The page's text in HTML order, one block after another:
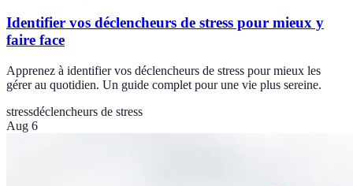
Identifier vos déclencheurs de stress pour mieux y
faire face
Apprenez à identifier vos déclencheurs de stress pour mieux les
gérer au quotidien. Un guide complet pour une vie plus sereine.
stressdéclencheurs de stress
Aug 6